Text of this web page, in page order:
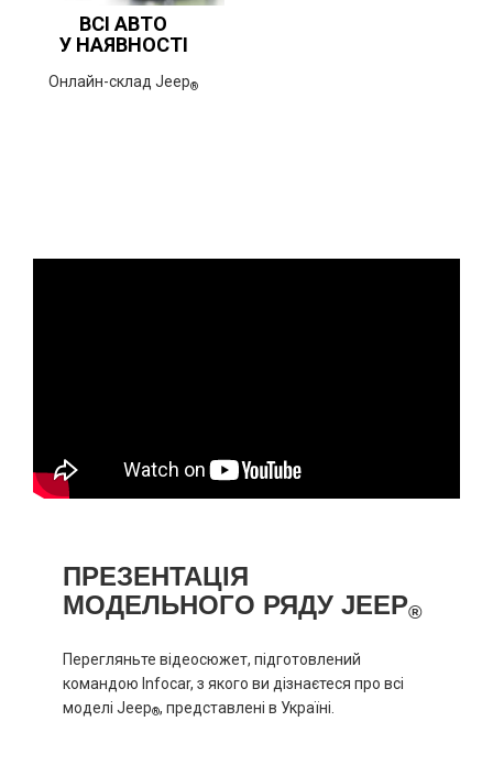
ВСІ АВТО
У НАЯВНОСТІ
Онлайн-склад Jeep®
ПРЕЗЕНТАЦІЯ
МОДЕЛЬНОГО РЯДУ JEEP®
Перегляньте відеосюжет, підготовлений
командою Infocar, з якого ви дізнаєтеся про всі
моделі Jeep®, представлені в Україні.